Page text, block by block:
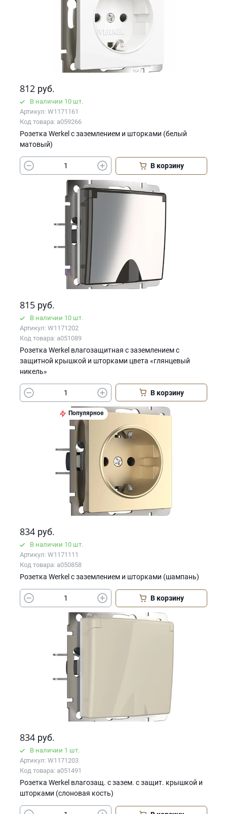
812 руб.
В наличии 10 шт.
Артикул: W1171161
Код товара: a059266
Розетка Werkel с заземлением и шторками (белый
матовый)
В корзину
815 руб.
В наличии 10 шт.
Артикул: W1171202
Код товара: a051089
Розетка Werkel влагозащитная с заземлением с
защитной крышкой и шторками цвета «глянцевый
никель»
В корзину
Популярное
834 руб.
В наличии 10 шт.
Артикул: W1171111
Код товара: a050858
Розетка Werkel с заземлением и шторками (шампань)
В корзину
834 руб.
В наличии 1 шт.
Артикул: W1171203
Код товара: a051491
Розетка Werkel влагозащ. с зазем. с защит. крышкой и
шторками (слоновая кость)